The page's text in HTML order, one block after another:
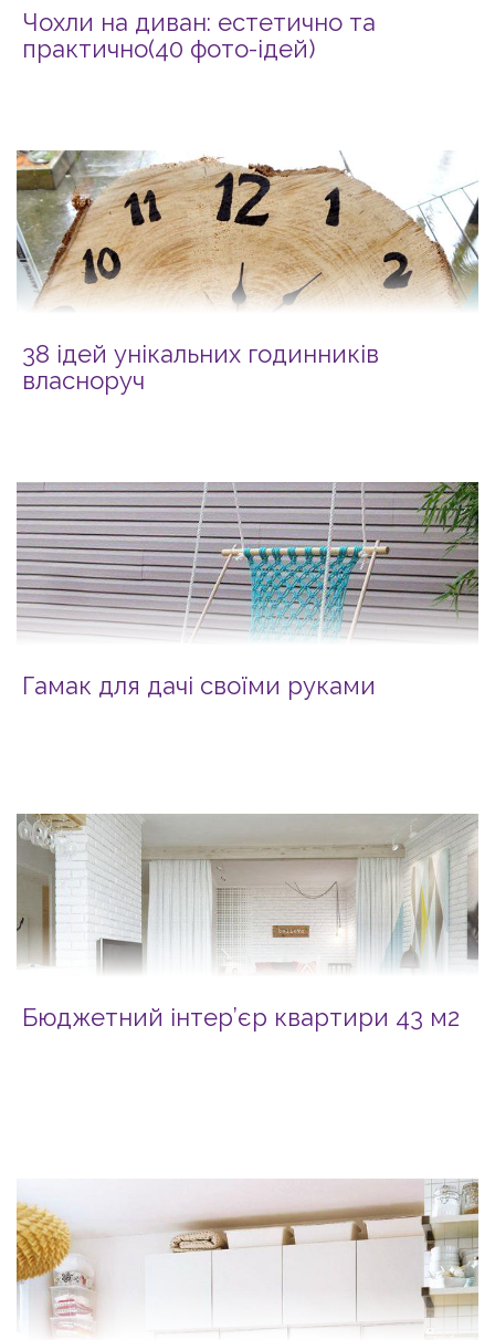
Чохли на диван: естетично та
практично(40 фото-ідей)
38 ідей унікальних годинників
власноруч
Гамак для дачі своїми руками
Бюджетний інтер’єр квартири 43 м2